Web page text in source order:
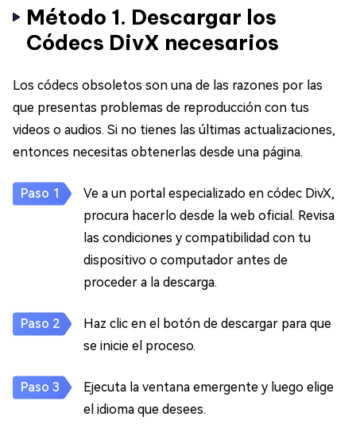
Método 1. Descargar los
Códecs DivX necesarios
Los códecs obsoletos son una de las razones por las
que presentas problemas de reproducción con tus
videos o audios. Si no tienes las últimas actualizaciones,
entonces necesitas obtenerlas desde una página.
Ve a un portal especializado en códec DivX,
procura hacerlo desde la web oficial. Revisa
las condiciones y compatibilidad con tu
dispositivo o computador antes de
proceder a la descarga.
Haz clic en el botón de descargar para que
se inicie el proceso.
Ejecuta la ventana emergente y luego elige
el idioma que desees.